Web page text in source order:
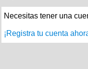
Necesitas tener una
¡Registra tu cuenta